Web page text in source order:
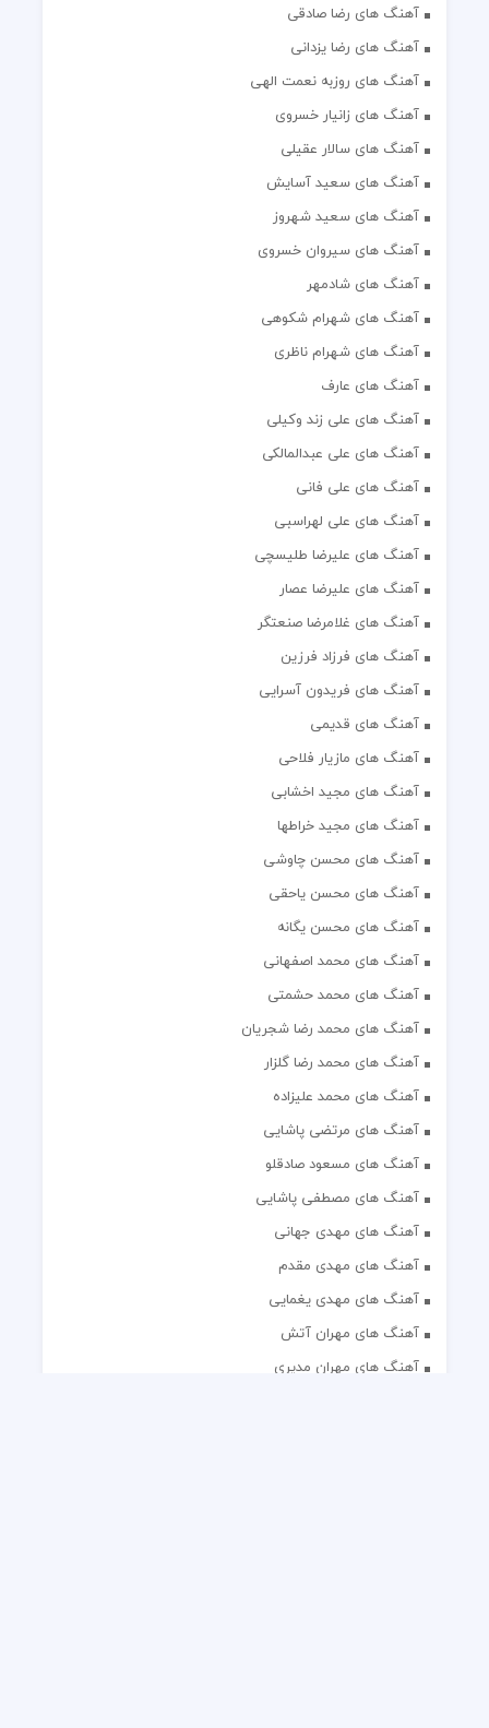
آهنگ های رضا صادقی
آهنگ های رضا یزدانی
آهنگ های روزبه نعمت الهی
آهنگ های زانیار خسروی
آهنگ های سالار عقیلی
آهنگ های سعید آسایش
آهنگ های سعید شهروز
آهنگ های سیروان خسروی
آهنگ های شادمهر
آهنگ های شهرام شکوهی
آهنگ های شهرام ناظری
آهنگ های عارف
آهنگ های علی زند وکیلی
آهنگ های علی عبدالمالکی
آهنگ های علی فانی
آهنگ های علی لهراسبی
آهنگ های علیرضا طلیسچی
آهنگ های علیرضا عصار
آهنگ های غلامرضا صنعتگر
آهنگ های فرزاد فرزین
آهنگ های فریدون آسرایی
آهنگ های قدیمی
آهنگ های مازیار فلاحی
آهنگ های مجید اخشابی
آهنگ های مجید خراطها
آهنگ های محسن چاوشی
آهنگ های محسن یاحقی
آهنگ های محسن یگانه
آهنگ های محمد اصفهانی
آهنگ های محمد حشمتی
آهنگ های محمد رضا شجریان
آهنگ های محمد رضا گلزار
آهنگ های محمد علیزاده
آهنگ های مرتضی پاشایی
آهنگ های مسعود صادقلو
آهنگ های مصطفی پاشایی
آهنگ های مهدی جهانی
آهنگ های مهدی مقدم
آهنگ های مهدی یغمایی
آهنگ های مهران آتش
آهنگ های مهران مدیری